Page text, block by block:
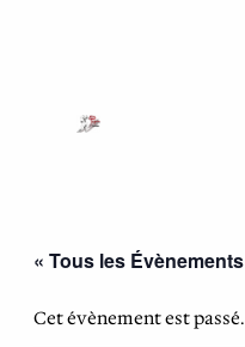
« Tous les Évènements
Cet évènement est passé.